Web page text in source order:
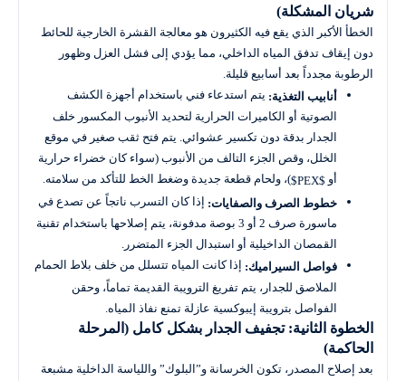
شريان المشكلة)
الخطأ الأكبر الذي يقع فيه الكثيرون هو معالجة القشرة الخارجية للحائط
دون إيقاف تدفق المياه الداخلي، مما يؤدي إلى فشل العزل وظهور
الرطوبة مجدداً بعد أسابيع قليلة.
أنابيب التغذية: يتم استدعاء فني باستخدام أجهزة الكشف
الصوتية أو الكاميرات الحرارية لتحديد الأنبوب المكسور خلف
الجدار بدقة دون تكسير عشوائي. يتم فتح ثقب صغير في موقع
الخلل، وقص الجزء التالف من الأنبوب (سواء كان خضراء حرارية
أو $PEX$
)، ولحام قطعة جديدة وضغط الخط للتأكد من سلامته.
خطوط الصرف والصفايات: إذا كان التسرب ناتجاً عن تصدع في
ماسورة صرف 2 أو 3 بوصة مدفونة، يتم إصلاحها باستخدام تقنية
القمصان الداخيلية أو استبدال الجزء المتضرر.
فواصل السيراميك: إذا كانت المياه تتسلل من خلف بلاط الحمام
الملاصق للجدار، يتم تفريغ الترويبة القديمة تماماً، وحقن
الفواصل بترويبة إيبوكسية عازلة تمنع نفاذ المياه.
الخطوة الثانية: تجفيف الجدار بشكل كامل (المرحلة
الحاكمة)
بعد إصلاح المصدر، تكون الخرسانة و”البلوك” واللياسة الداخلية مشبعة